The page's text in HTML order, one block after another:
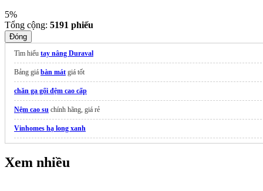
5%
Tổng cộng: 5191 phiếu
Đóng
Tìm hiểu tay nâng Duraval
Bảng giá bàn mát giá tốt
chăn ga gối đệm cao cấp
Nệm cao su chính hãng, giá rẻ
Vinhomes hạ long xanh
Xem nhiều